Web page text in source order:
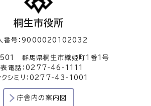
桐生市役所
番号：9000020102032
群馬県桐生市織姫町1番1号
表電話：0277-46-1111
クシミリ：0277-43-1001
庁舎内の案内図